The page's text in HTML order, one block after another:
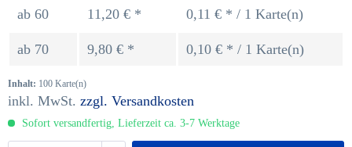
ab 60 11,20 € * 0,11 € * / 1 Karte(n)
ab 70 9,80 € * 0,10 € * / 1 Karte(n)
Inhalt: 100 Karte(n)
inkl. MwSt. zzgl. Versandkosten
Sofort versandfertig, Lieferzeit ca. 3-7 Werktage